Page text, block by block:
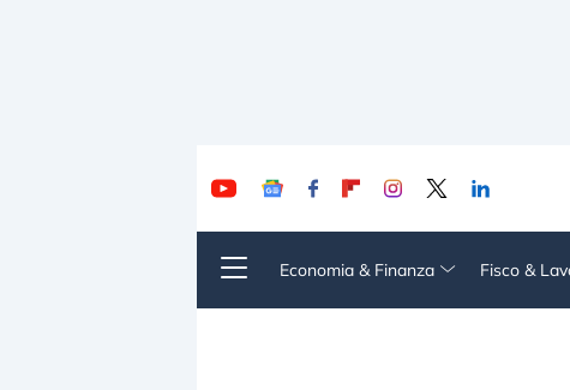
Economia & Finanza Fisco &